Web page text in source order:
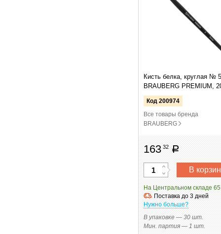
Кисть белка, круглая №
BRAUBERG PREMIUM,
Код 200974
Все товары бренда
BRAUBERG
163 32 руб
В
На Центральном складе
Поставка до 3 дней
Нужно больше?
В упаковке — 30 шт.
Мин. партия — 1 шт.